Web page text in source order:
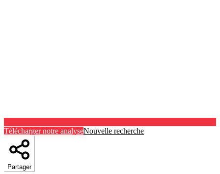
Télécharger notre analyseNouvelle recherche
Partager